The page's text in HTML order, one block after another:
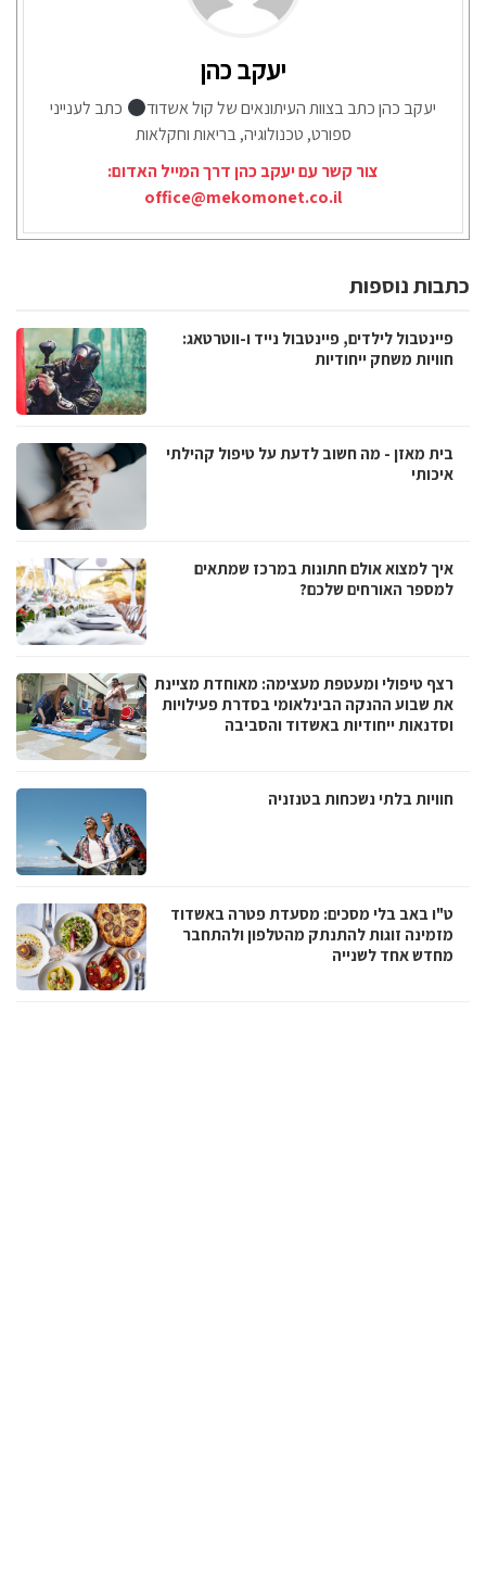
יעקב כהן
יעקב כהן כתב בצוות העיתונאים של קול אשדוד
כתב לענייני
ספורט, טכנולוגיה, בריאות וחקלאות
צור קשר עם יעקב כהן דרך המייל האדום:
office@mekomonet.co.il
כתבות נוספות
פיינטבול לילדים, פיינטבול נייד ו-ווטרטאג:
חוויות משחק ייחודיות
בית מאזן - מה חשוב לדעת על טיפול קהילתי
איכותי
איך למצוא אולם חתונות במרכז שמתאים
למספר האורחים שלכם?
רצף טיפולי ומעטפת מעצימה: מאוחדת מציינת
את שבוע ההנקה הבינלאומי בסדרת פעילויות
וסדנאות ייחודיות באשדוד והסביבה
חוויות בלתי נשכחות בטנזניה
ט"ו באב בלי מסכים: מסעדת פטרה באשדוד
מזמינה זוגות להתנתק מהטלפון ולהתחבר
מחדש אחד לשנייה